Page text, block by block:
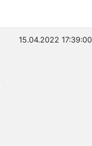
15.04.2022 17:39:00